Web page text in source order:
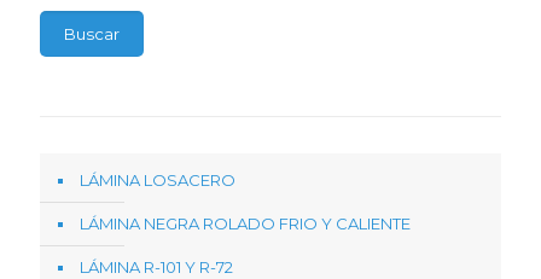
Buscar
LÁMINA LOSACERO
LÁMINA NEGRA ROLADO FRIO Y CALIENTE
LÁMINA R-101 Y R-72